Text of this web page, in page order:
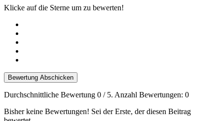
Klicke auf die Sterne um zu bewerten!
Bewertung Abschicken
Durchschnittliche Bewertung 0 / 5. Anzahl Bewertungen: 0
Bisher keine Bewertungen! Sei der Erste, der diesen Beitrag